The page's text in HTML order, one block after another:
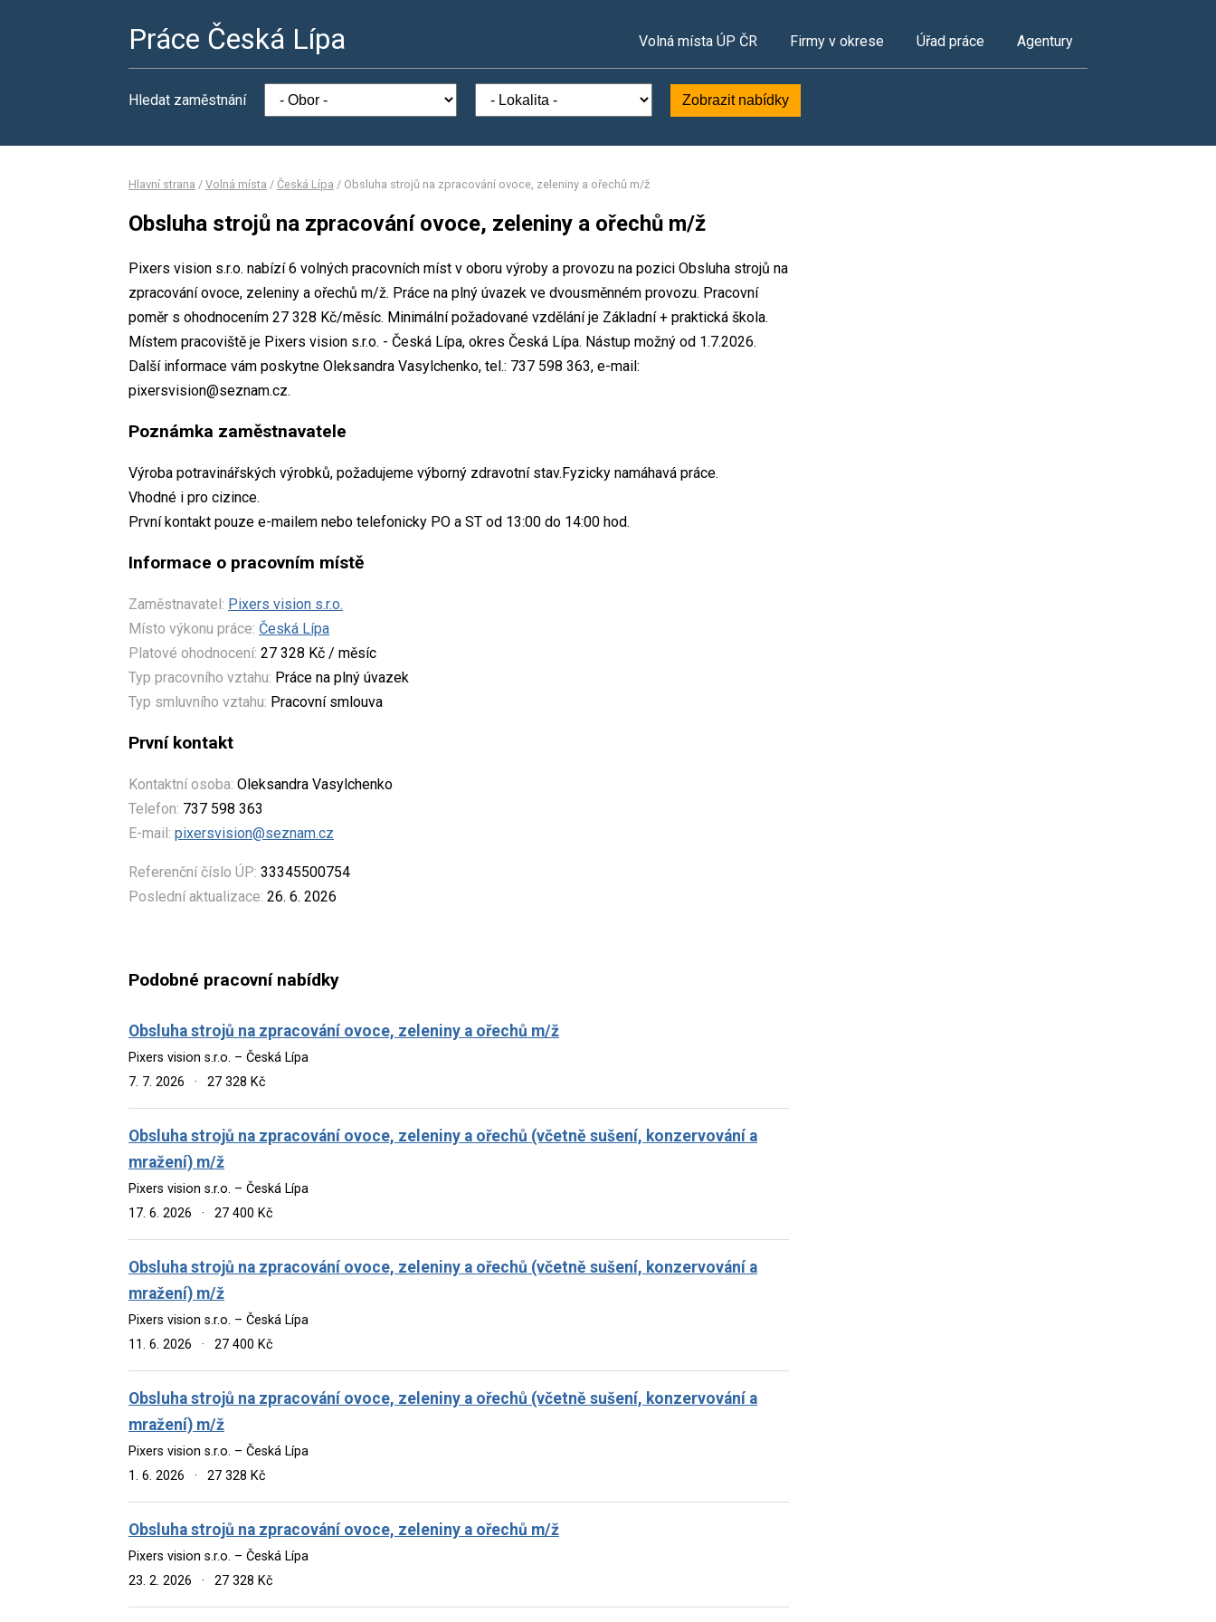
Práce Česká Lípa Volná místa ÚP ČR Firmy v okrese Úřad práce Agentury
Hledat zaměstnání Zobrazit nabídky
Hlavní strana / Volná místa / Česká Lípa / Obsluha strojů na zpracování ovoce, zeleniny a ořechů m/ž
Obsluha strojů na zpracování ovoce, zeleniny a ořechů m/ž
Pixers vision s.r.o. nabízí 6 volných pracovních míst v oboru výroby a provozu na pozici Obsluha strojů na
zpracování ovoce, zeleniny a ořechů m/ž. Práce na plný úvazek ve dvousměnném provozu. Pracovní
poměr s ohodnocením 27 328 Kč/měsíc. Minimální požadované vzdělání je Základní + praktická škola.
Místem pracoviště je Pixers vision s.r.o. - Česká Lípa, okres Česká Lípa. Nástup možný od 1.7.2026.
Další informace vám poskytne Oleksandra Vasylchenko, tel.: 737 598 363, e-mail:
pixersvision@seznam.cz.
Poznámka zaměstnavatele
Výroba potravinářských výrobků, požadujeme výborný zdravotní stav.Fyzicky namáhavá práce.
Vhodné i pro cizince.
První kontakt pouze e-mailem nebo telefonicky PO a ST od 13:00 do 14:00 hod.
Informace o pracovním místě
Zaměstnavatel: Pixers vision s.r.o.
Místo výkonu práce: Česká Lípa
Platové ohodnocení: 27 328 Kč / měsíc
Typ pracovního vztahu: Práce na plný úvazek
Typ smluvního vztahu: Pracovní smlouva
První kontakt
Kontaktní osoba: Oleksandra Vasylchenko
Telefon: 737 598 363
E-mail: pixersvision@seznam.cz
Referenční číslo ÚP: 33345500754
Poslední aktualizace: 26. 6. 2026
Podobné pracovní nabídky
Obsluha strojů na zpracování ovoce, zeleniny a ořechů m/ž
Pixers vision s.r.o. – Česká Lípa
7. 7. 2026
· 27 328 Kč
Obsluha strojů na zpracování ovoce, zeleniny a ořechů (včetně sušení, konzervování a
mražení) m/ž
Pixers vision s.r.o. – Česká Lípa
17. 6. 2026
· 27 400 Kč
Obsluha strojů na zpracování ovoce, zeleniny a ořechů (včetně sušení, konzervování a
mražení) m/ž
Pixers vision s.r.o. – Česká Lípa
11. 6. 2026
· 27 400 Kč
Obsluha strojů na zpracování ovoce, zeleniny a ořechů (včetně sušení, konzervování a
mražení) m/ž
Pixers vision s.r.o. – Česká Lípa
1. 6. 2026
· 27 328 Kč
Obsluha strojů na zpracování ovoce, zeleniny a ořechů m/ž
Pixers vision s.r.o. – Česká Lípa
23. 2. 2026
· 27 328 Kč